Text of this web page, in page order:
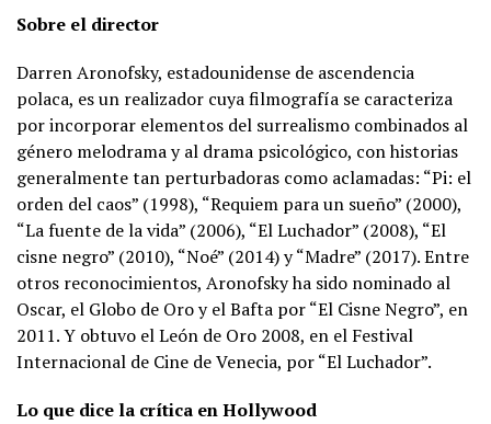
Sobre el director
Darren Aronofsky, estadounidense de ascendencia
polaca, es un realizador cuya filmografía se caracteriza
por incorporar elementos del surrealismo combinados al
género melodrama y al drama psicológico, con historias
generalmente tan perturbadoras como aclamadas: “Pi: el
orden del caos” (1998), “Requiem para un sueño” (2000),
“La fuente de la vida” (2006), “El Luchador” (2008), “El
cisne negro” (2010), “Noé” (2014) y “Madre” (2017). Entre
otros reconocimientos, Aronofsky ha sido nominado al
Oscar, el Globo de Oro y el Bafta por “El Cisne Negro”, en
2011. Y obtuvo el León de Oro 2008, en el Festival
Internacional de Cine de Venecia, por “El Luchador”.
Lo que dice la crítica en Hollywood